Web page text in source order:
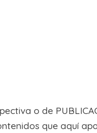
o de
que aquí